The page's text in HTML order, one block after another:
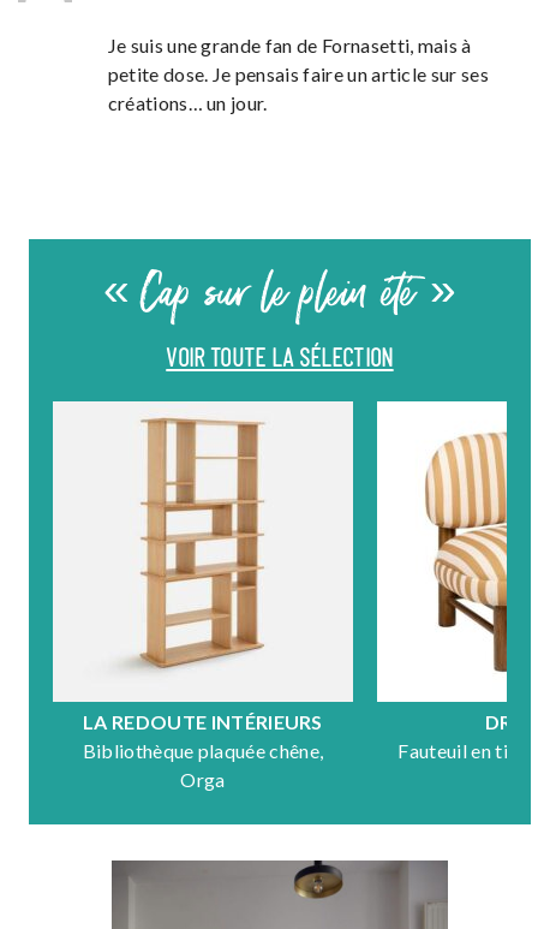
Je suis une grande fan de Fornasetti, mais à
petite dose. Je pensais faire un article sur ses
créations… un jour.
« Cap sur le plein été »
VOIR TOUTE LA SÉLECTION
LA REDOUTE INTÉRIEURS
Bibliothèque plaquée chêne,
Orga
Fauteuil en